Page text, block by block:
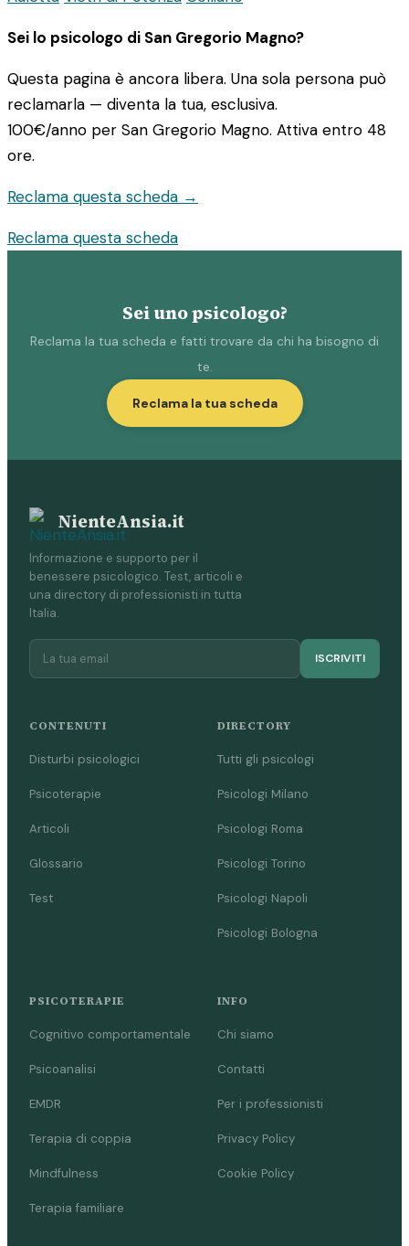
Sei lo psicologo di San Gregorio Magno?
Questa pagina è ancora libera. Una sola persona può
reclamarla — diventa la tua, esclusiva.
100€/anno per San Gregorio Magno. Attiva entro 48
ore.
Reclama questa scheda →
Reclama questa scheda
Sei uno psicologo?
Reclama la tua scheda e fatti trovare da chi ha bisogno di
te.
Reclama la tua scheda
NienteAnsia.it
Informazione e supporto per il
benessere psicologico. Test, articoli e
una directory di professionisti in tutta
Italia.
ISCRIVITI
CONTENUTI
Disturbi psicologici
Psicoterapie
Articoli
Glossario
Test
DIRECTORY
Tutti gli psicologi
Psicologi Milano
Psicologi Roma
Psicologi Torino
Psicologi Napoli
Psicologi Bologna
PSICOTERAPIE
Cognitivo comportamentale
Psicoanalisi
EMDR
Terapia di coppia
Mindfulness
Terapia familiare
INFO
Chi siamo
Contatti
Per i professionisti
Privacy Policy
Cookie Policy